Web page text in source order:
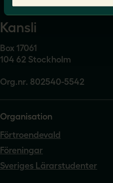
Kansli
Box 17061
104 62 Stockholm
Org.nr. 802540-5542
Organisation
Förtroendevald
Föreningar
Sveriges Lärarstudenter